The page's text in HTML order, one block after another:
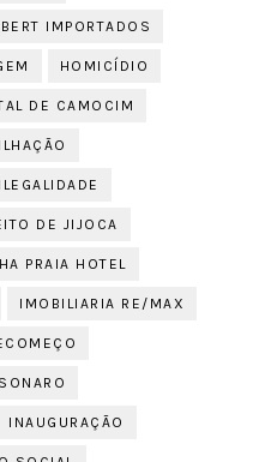
IMPORTADOS
HOMICÍDIO
DE CAMOCIM
ILEGALIDADE
DE JIJOCA
PRAIA HOTEL
IMOBILIARIA RE/MAX
INAUGURAÇÃO